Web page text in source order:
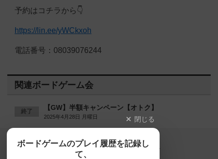
予約はコチラから👇️
https://lin.ee/yWCkxoh
電話番号：08039076244
関連ボードゲーム会
終了 【GW】半額キャンペーン【オトク】
2025年4月28日 月曜日 閉じる
ボードゲームのプレイ履歴を記録し
て、
【ボドゲーマ】ボードゲームの総合情報サイト